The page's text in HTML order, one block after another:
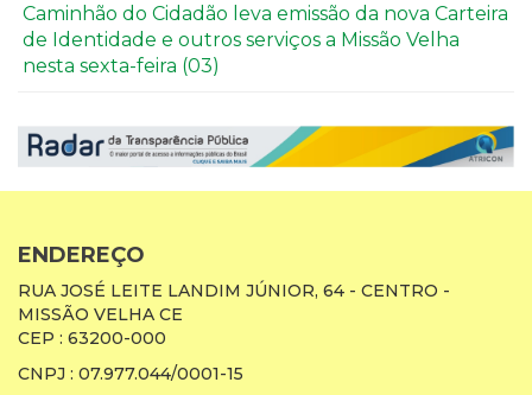
Caminhão do Cidadão leva emissão da nova Carteira
de Identidade e outros serviços a Missão Velha
nesta sexta-feira (03)
ENDEREÇO
RUA JOSÉ LEITE LANDIM JÚNIOR, 64 - CENTRO -
MISSÃO VELHA CE
CEP : 63200-000
CNPJ : 07.977.044/0001-15